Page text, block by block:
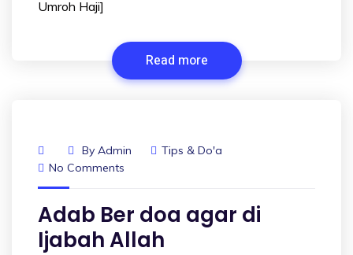
Umroh Haji]
Read more
By Admin
Tips & Do'a
No Comments
Adab Ber doa agar di
Ijabah Allah